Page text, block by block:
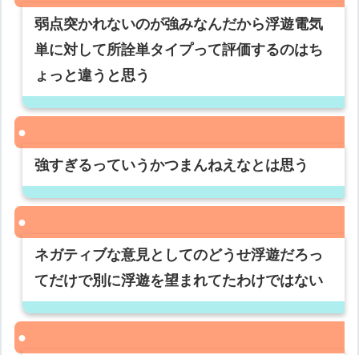
弱点突かれないのが強みなんだから浮遊電気
単に対して所詮単タイプって評価するのはち
ょっと違うと思う
強すぎるっていうかつまんねえなとは思う
ネガティブな意見としてのどうせ浮遊だろっ
てだけで別に浮遊を望まれてたわけではない